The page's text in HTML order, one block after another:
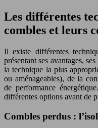
Les différentes
combles et leurs
Il existe différentes
présentant ses avantages,
la technique la plus
ou aménageables), de la
de performance
différentes options avant de
Combles perdus :